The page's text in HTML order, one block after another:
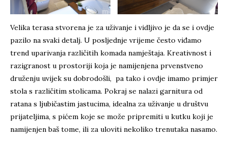
Velika terasa stvorena je za uživanje i vidljivo je da se i ovdje
pazilo na svaki detalj. U posljednje vrijeme često viđamo
trend uparivanja različitih komada namještaja. Kreativnost i
razigranost u prostoriji koja je namijenjena prvenstveno
druženju uvijek su dobrodošli, pa tako i ovdje imamo primjer
stola s različitim stolicama. Pokraj se nalazi garnitura od
ratana s ljubičastim jastucima, idealna za uživanje u društvu
prijateljima, s pićem koje se može pripremiti u kutku koji je
namijenjen baš tome, ili za uloviti nekoliko trenutaka nasamo.